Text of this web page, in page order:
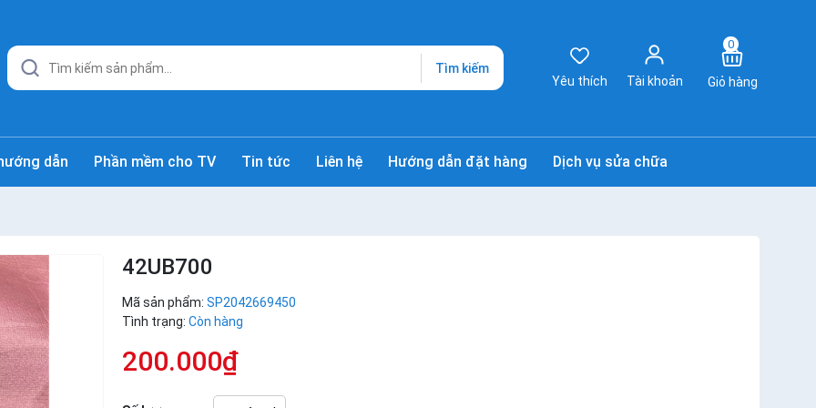
Tìm kiếm
Yêu thích
Tài khoản
0
Giỏ hàng
dẫn Phần mềm cho TV Tin tức Liên hệ Hướng dẫn đặt hàng Dịch vụ sửa chữa
42UB700
Mã sản phẩm: SP2042669450
Tình trạng: Còn hàng
200.000₫